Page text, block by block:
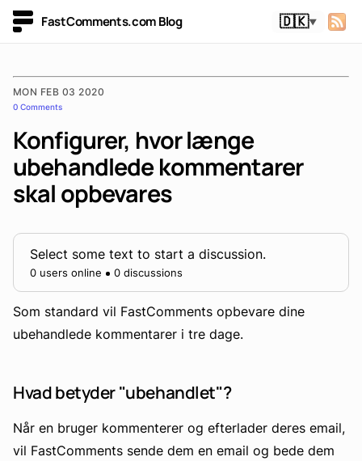
FastComments.com Blog 🇩🇰▼
MON FEB 03 2020
0 Comments
Konfigurer, hvor længe
ubehandlede kommentarer
skal opbevares
Select some text to start a discussion.
0 users online 0 discussions
Som standard vil FastComments opbevare dine
ubehandlede kommentarer i tre dage.
Hvad betyder "ubehandlet"?
Når en bruger kommenterer og efterlader deres email,
vil FastComments sende dem en email og bede dem